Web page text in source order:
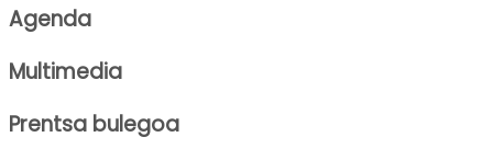
Agenda
Multimedia
Prentsa bulegoa